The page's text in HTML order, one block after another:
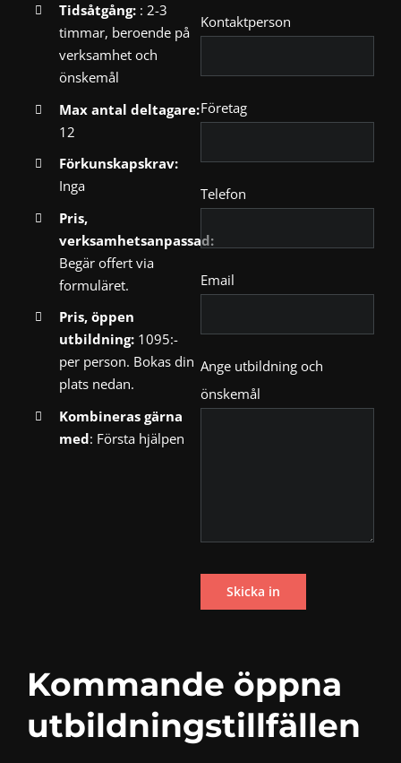
Tidsåtgång: : 2-3
timmar, beroende på
verksamhet och
önskemål
Max antal deltagare:
12
Förkunskapskrav:
Inga
Pris,
verksamhetsanpassad:
Begär offert via
formuläret.
Pris, öppen
utbildning: 1095:-
per person. Bokas din
plats nedan.
Kombineras gärna
med: Första hjälpen
Kontaktperson
Företag
Telefon
Email
Ange utbildning och
önskemål
Kommande öppna
utbildningstillfällen